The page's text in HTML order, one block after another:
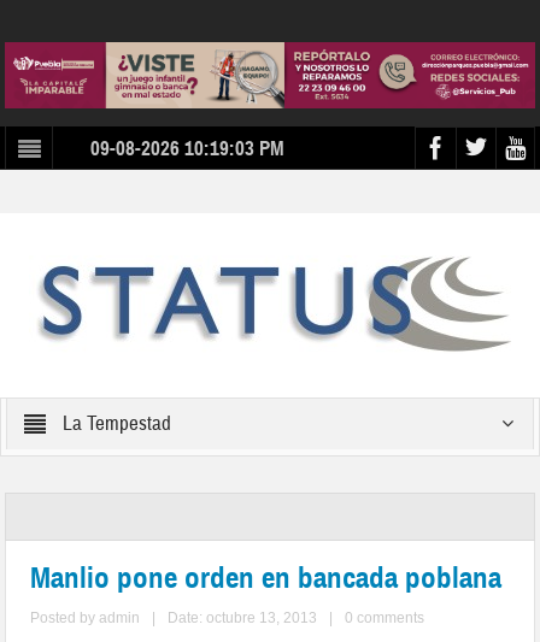
09-08-2026 10:19:03 PM
La Tempestad
Manlio pone orden en bancada poblana
Posted byadmin Date: octubre 13, 2013 0 comments